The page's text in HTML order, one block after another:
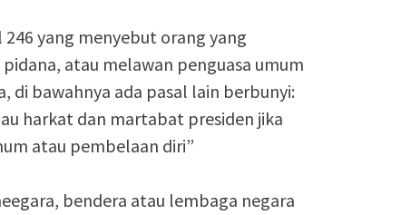
yang menyebut orang yang
atau melawan penguasa umum
di bawahnya ada pasal lain berbunyi:
harkat dan martabat presiden jika
atau pembelaan diri”
bendera atau lembaga negara